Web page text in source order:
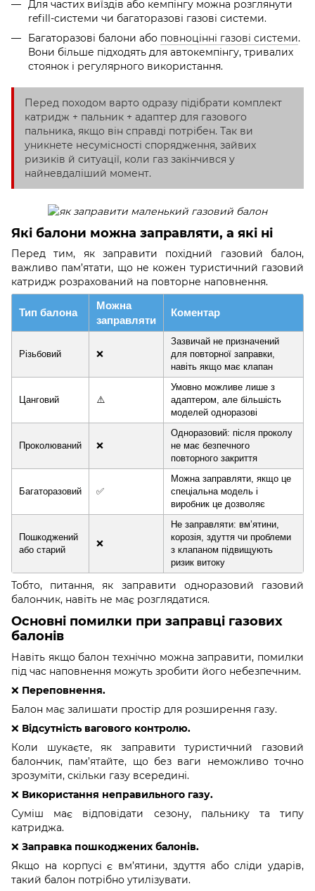
Для частих виїздів або кемпінгу можна розглянути
refill-системи чи багаторазові газові системи.
Багаторазові балони або повноцінні газові системи.
Вони більше підходять для автокемпінгу, тривалих
стоянок і регулярного використання.
Перед походом варто одразу підібрати комплект
катридж + пальник + адаптер для газового
пальника, якщо він справді потрібен. Так ви
уникнете несумісності спорядження, зайвих
ризиків й ситуації, коли газ закінчився у
найневдаліший момент.
Які балони можна заправляти, а які ні
Перед тим, як заправити похідний газовий балон,
важливо пам’ятати, що не кожен туристичний газовий
катридж розрахований на повторне наповнення.
Тип балона
Можна
заправляти
Коментар
Різьбовий ❌
Зазвичай не призначений
для повторної заправки,
навіть якщо має клапан
Цанговий ⚠️
Умовно можливе лише з
адаптером, але більшість
моделей одноразові
Проколюваний ❌
Одноразовий: після проколу
не має безпечного
повторного закриття
Багаторазовий ✅
Можна заправляти, якщо це
спеціальна модель і
виробник це дозволяє
Пошкоджений
або старий
❌
Не заправляти: вм’ятини,
корозія, здуття чи проблеми
з клапаном підвищують
ризик витоку
Тобто, питання, як заправити одноразовий газовий
балончик, навіть не має розглядатися.
Основні помилки при заправці газових
балонів
Навіть якщо балон технічно можна заправити, помилки
під час наповнення можуть зробити його небезпечним.
❌ Переповнення.
Балон має залишати простір для розширення газу.
❌ Відсутність вагового контролю.
Коли шукаєте, як заправити туристичний газовий
балончик, пам’ятайте, що без ваги неможливо точно
зрозуміти, скільки газу всередині.
❌ Використання неправильного газу.
Суміш має відповідати сезону, пальнику та типу
катриджа.
❌ Заправка пошкоджених балонів.
Якщо на корпусі є вм’ятини, здуття або сліди ударів,
такий балон потрібно утилізувати.